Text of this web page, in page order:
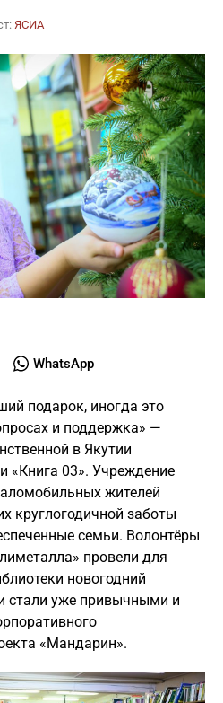
ЯСИА
WhatsApp
подарок, иногда это
и поддержка» —
в Якутии
«Книга 03». Учреждение
жителей
круглогодичной заботы
семьи. Волонтёры
провели для
новогодний
стали уже привычными и
«Мандарин».